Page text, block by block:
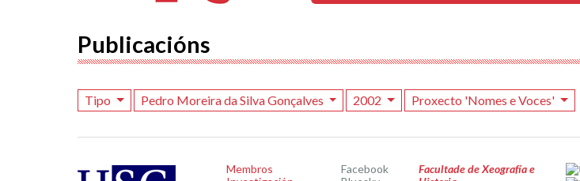
Publicacións
Tipo Pedro Moreira da Silva Gonçalves 2002 Proxecto 'Nomes e Voces'
Membros
Facebook
Facultade de Xeografía e